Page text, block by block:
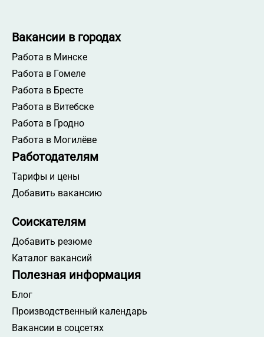
Вакансии в городах
Работа в Минске
Работа в Гомеле
Работа в Бресте
Работа в Витебске
Работа в Гродно
Работа в Могилёве
Работодателям
Тарифы и цены
Добавить вакансию
Соискателям
Добавить резюме
Каталог вакансий
Полезная информация
Блог
Производственный календарь
Вакансии в соцсетях